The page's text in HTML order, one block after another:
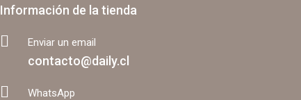
Información de la tienda
Enviar un email
contacto@daily.cl
WhatsApp